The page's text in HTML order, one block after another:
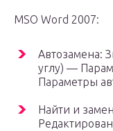
MSO Word 2007:
Автозамена:
углу) —
Параметры
Найти и